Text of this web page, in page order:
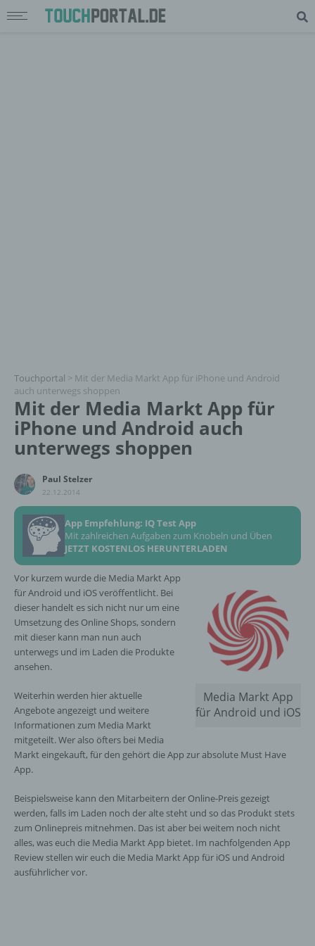
Touchportal > Mit der Media Markt App für iPhone und Android
auch unterwegs shoppen
Mit der Media Markt App für
iPhone und Android auch
unterwegs shoppen
Paul Stelzer
22.12.2014
App Empfehlung: IQ Test App
Mit zahlreichen Aufgaben zum Knobeln und Üben
JETZT KOSTENLOS HERUNTERLADEN
Media Markt App
für Android und iOS
Vor kurzem wurde die Media Markt App
für Android und iOS veröffentlicht. Bei
dieser handelt es sich nicht nur um eine
Umsetzung des Online Shops, sondern
mit dieser kann man nun auch
unterwegs und im Laden die Produkte
ansehen.
Weiterhin werden hier aktuelle
Angebote angezeigt und weitere
Informationen zum Media Markt
mitgeteilt. Wer also öfters bei Media
Markt eingekauft, für den gehört die App zur absolute Must Have
App.
Beispielsweise kann den Mitarbeitern der Online-Preis gezeigt
werden, falls im Laden noch der alte steht und so das Produkt stets
zum Onlinepreis mitnehmen. Das ist aber bei weitem noch nicht
alles, was euch die Media Markt App bietet. Im nachfolgenden App
Review stellen wir euch die Media Markt App für iOS und Android
ausführlicher vor.